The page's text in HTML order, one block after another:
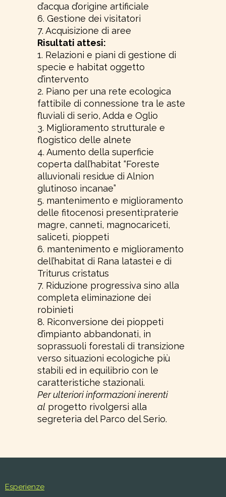
d’acqua d’origine artificiale
6. Gestione dei visitatori
7. Acquisizione di aree
Risultati attesi:
1. Relazioni e piani di gestione di
specie e habitat oggetto
d’intervento
2. Piano per una rete ecologica
fattibile di connessione tra le aste
fluviali di serio, Adda e Oglio
3. Miglioramento strutturale e
flogistico delle alnete
4. Aumento della superficie
coperta dall’habitat “Foreste
alluvionali residue di Alnion
glutinoso incanae”
5. mantenimento e miglioramento
delle fitocenosi presenti:praterie
magre, canneti, magnocariceti,
saliceti, pioppeti
6. mantenimento e miglioramento
dell’habitat di Rana latastei e di
Triturus cristatus
7. Riduzione progressiva sino alla
completa eliminazione dei
robinieti
8. Riconversione dei pioppeti
d’impianto abbandonati, in
soprassuoli forestali di transizione
verso situazioni ecologiche più
stabili ed in equilibrio con le
caratteristiche stazionali.
Per ulteriori informazioni inerenti
al progetto rivolgersi alla
segreteria del Parco del Serio.
Esperienze